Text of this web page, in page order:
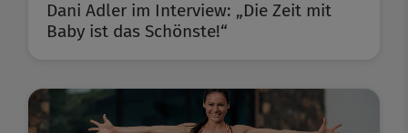
Dani Adler im Interview: „Die Zeit mit
Baby ist das Schönste!“